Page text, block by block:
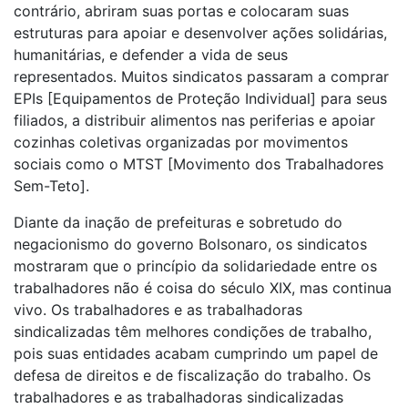
contrário, abriram suas portas e colocaram suas
estruturas para apoiar e desenvolver ações solidárias,
humanitárias, e defender a vida de seus
representados. Muitos sindicatos passaram a comprar
EPIs [Equipamentos de Proteção Individual] para seus
filiados, a distribuir alimentos nas periferias e apoiar
cozinhas coletivas organizadas por movimentos
sociais como o MTST [Movimento dos Trabalhadores
Sem-Teto].
Diante da inação de prefeituras e sobretudo do
negacionismo do governo Bolsonaro, os sindicatos
mostraram que o princípio da solidariedade entre os
trabalhadores não é coisa do século XIX, mas continua
vivo. Os trabalhadores e as trabalhadoras
sindicalizadas têm melhores condições de trabalho,
pois suas entidades acabam cumprindo um papel de
defesa de direitos e de fiscalização do trabalho. Os
trabalhadores e as trabalhadoras sindicalizadas